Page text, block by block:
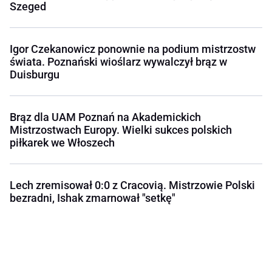
Szeged
Igor Czekanowicz ponownie na podium mistrzostw
świata. Poznański wioślarz wywalczył brąz w
Duisburgu
Brąz dla UAM Poznań na Akademickich
Mistrzostwach Europy. Wielki sukces polskich
piłkarek we Włoszech
Lech zremisował 0:0 z Cracovią. Mistrzowie Polski
bezradni, Ishak zmarnował "setkę"